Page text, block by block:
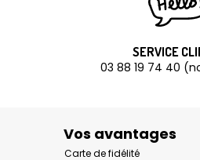
SERVICE
03 88 19 74 40
Vos avantages
Carte de fidélité